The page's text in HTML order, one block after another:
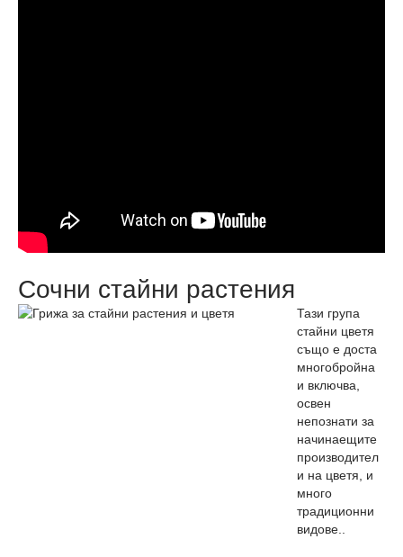
Сочни стайни растения
Тази група
стайни цветя
също е доста
многобройна
и включва,
освен
непознати за
начинаещите
производител
и на цветя, и
много
традиционни
видове..